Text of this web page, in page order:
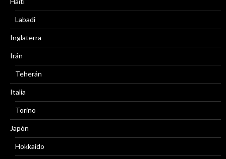
Labadi
Inglaterra
Irán
Teherán
Italia
Torino
Japón
Hokkaido